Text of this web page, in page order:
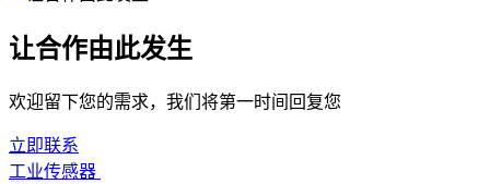
让合作由此发生
欢迎留下您的需求，我们将第一时间回复您
立即联系
工业传感器